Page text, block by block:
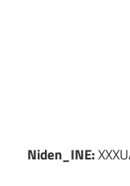
Niden_INE: